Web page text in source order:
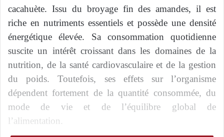
cacahuète. Issu du broyage fin des amandes, il est
riche en nutriments essentiels et possède une densité
énergétique élevée. Sa consommation quotidienne
suscite un intérêt croissant dans les domaines de la
nutrition, de la santé cardiovasculaire et de la gestion
du poids. Toutefois, ses effets sur l’organisme
dépendent fortement de la quantité consommée, du
mode de vie et de l’équilibre global de
l’alimentation.